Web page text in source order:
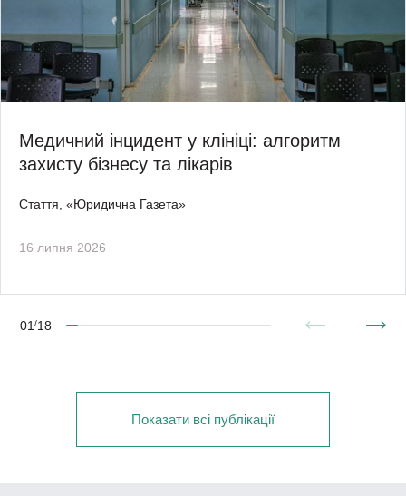
Медичний інцидент у клініці: алгоритм
захисту бізнесу та лікарів
Стаття, «Юридична Газета»
16 липня 2026
01/18
Показати всі публікації